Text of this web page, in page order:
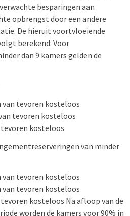
besparingen aan
opbrengst door een andere
De hieruit voortvloeiende
berekend: Voor
dan 9 kamers gelden de
van tevoren kosteloos
tevoren kosteloos
tevoren kosteloos
van minder
van tevoren kosteloos
van tevoren kosteloos
tevoren kosteloos Na afloop van de
worden de kamers voor 90% in